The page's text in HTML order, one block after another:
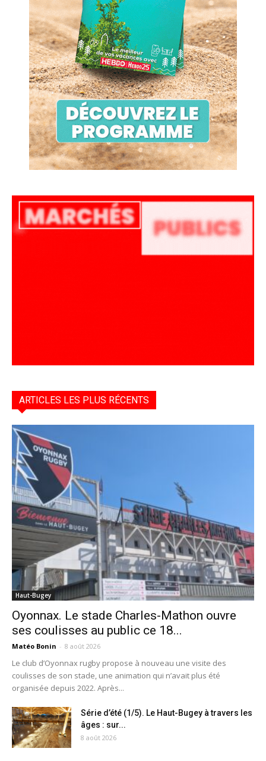
ARTICLES LES PLUS RÉCENTS
Haut-Bugey
Oyonnax. Le stade Charles-Mathon ouvre
ses coulisses au public ce 18...
Matéo Bonin - 8 août 2026
Le club d’Oyonnax rugby propose à nouveau une visite des
coulisses de son stade, une animation qui n’avait plus été
organisée depuis 2022. Après...
Série d’été (1/5). Le Haut-Bugey à travers les
âges : sur...
8 août 2026